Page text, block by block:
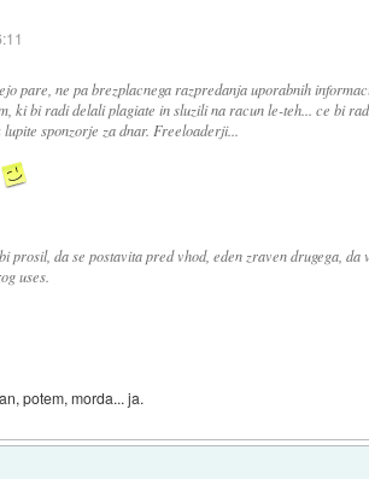
pare, ne pa brezplacnega razpredanja uporabnih
ki bi radi delali plagiate in sluzili na racun le-teh... ce bi
sponzorje za dnar. Freeloaderji...
prosil, da se postavita pred vhod, eden zraven drugega, da
uses.
potem, morda... ja.